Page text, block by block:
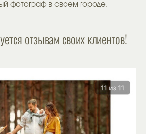
фотограф в своем городе.
отзывам своих клиентов!